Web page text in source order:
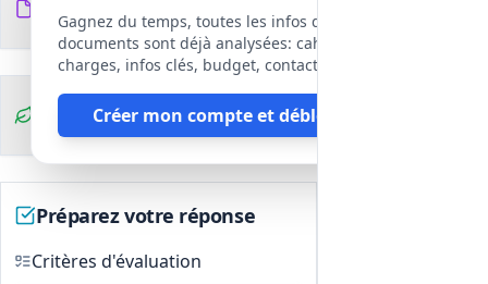
Analyses et qualité de l'eau
Réalisation des analyses
réglementaires et autocontrôles, et
transmission des résultats aux
autorités compétentes.
Mise en place d'un programme
d'autosurveillance et reporting des
Réseau, rendement et performance
des indicateurs de pertes (ILP) et
Gagnez du temps, toutes les infos des
documents sont déjà analysées: cahier des
charges, infos clés, budget, contact, etc
Créer mon compte et débloquer
DCE
fichiers
Clauses
environnementales
Préparez votre réponse
Critères d'évaluation